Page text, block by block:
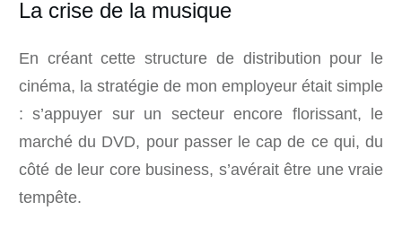
La crise de la musique
En créant cette structure de distribution pour le
cinéma, la stratégie de mon employeur était simple
: s’appuyer sur un secteur encore florissant, le
marché du DVD, pour passer le cap de ce qui, du
côté de leur core business, s’avérait être une vraie
tempête.